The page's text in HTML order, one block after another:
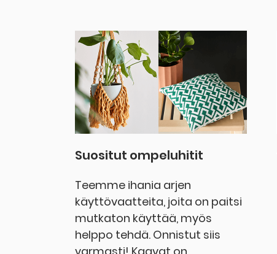
Suositut ompeluhitit
Teemme ihania arjen
käyttövaatteita, joita on paitsi
mutkaton käyttää, myös
helppo tehdä. Onnistut siis